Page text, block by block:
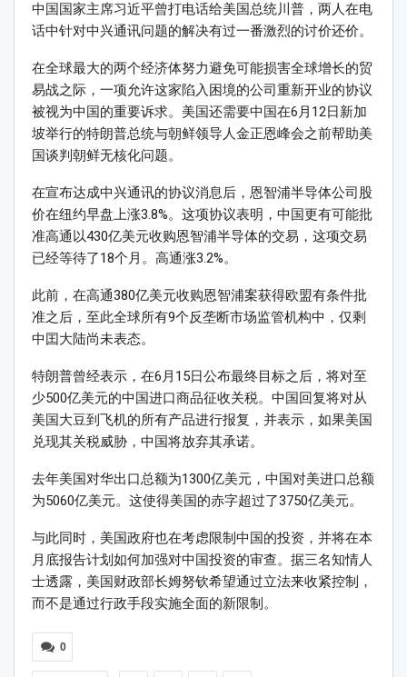
中国国家主席习近平曾打电话给美国总统川普，两人在电
话中针对中兴通讯问题的解决有过一番激烈的讨价还价。
在全球最大的两个经济体努力避免可能损害全球增长的贸
易战之际，一项允许这家陷入困境的公司重新开业的协议
被视为中国的重要诉求。美国还需要中国在6月12日新加
坡举行的特朗普总统与朝鲜领导人金正恩峰会之前帮助美
国谈判朝鲜无核化问题。
在宣布达成中兴通讯的协议消息后，恩智浦半导体公司股
价在纽约早盘上涨3.8%。这项协议表明，中国更有可能批
准高通以430亿美元收购恩智浦半导体的交易，这项交易
已经等待了18个月。高通涨3.2%。
此前，在高通380亿美元收购恩智浦案获得欧盟有条件批
准之后，至此全球所有9个反垄断市场监管机构中，仅剩
中囯大陆尚未表态。
特朗普曾经表示，在6月15日公布最终目标之后，将对至
少500亿美元的中国进口商品征收关税。中国回复将对从
美国大豆到飞机的所有产品进行报复，并表示，如果美国
兑现其关税威胁，中国将放弃其承诺。
去年美国对华出口总额为1300亿美元，中国对美进口总额
为5060亿美元。这使得美国的赤字超过了3750亿美元。
与此同时，美国政府也在考虑限制中国的投资，并将在本
月底报告计划如何加强对中国投资的审查。据三名知情人
士透露，美国财政部长姆努钦希望通过立法来收紧控制，
而不是通过行政手段实施全面的新限制。
0